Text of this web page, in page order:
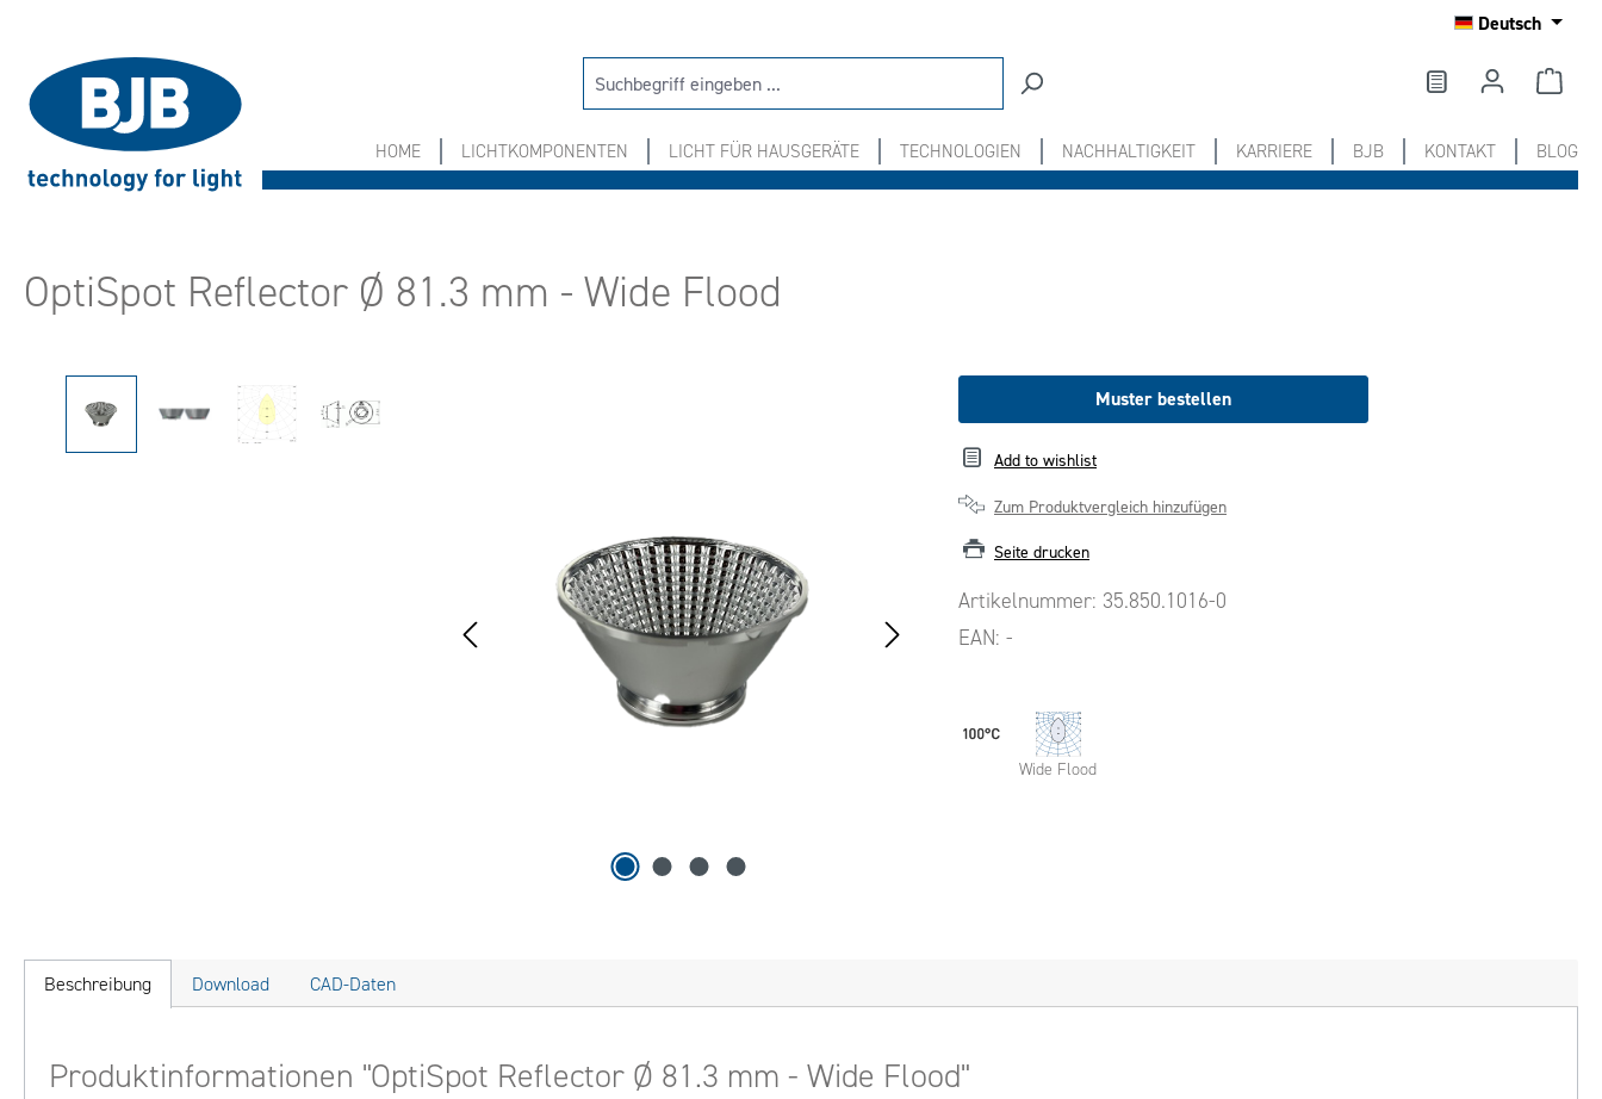
Deutsch
HOME LICHTKOMPONENTEN LICHT FÜR HAUSGERÄTE TECHNOLOGIEN NACHHALTIGKEIT KARRIERE BJB KONTAKT BLOG
OptiSpot Reflector Ø 81.3 mm - Wide Flood
Bildergalerie überspringen Muster bestellen
Add to wishlist
Zum Produktvergleich hinzufügen
Seite drucken
Artikelnummer: 35.850.1016-0
EAN: -
Wide Flood
Beschreibung Download CAD-Daten
Produktinformationen "OptiSpot Reflector Ø 81.3 mm - Wide Flood"